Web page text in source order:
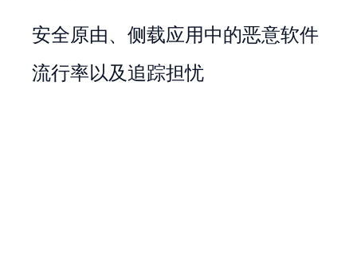
安全原由、侧载应用中的恶意软件
流行率以及追踪担忧